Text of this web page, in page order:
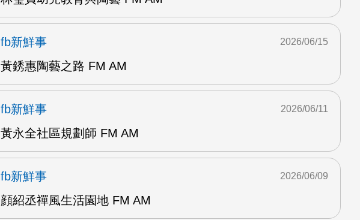
fb新鮮事
黃銹惠陶藝之路 FM AM
2026/06/15
fb新鮮事
黃永全社區規劃師 FM AM
2026/06/11
fb新鮮事
顔紹丞禪風生活園地 FM AM
2026/06/09